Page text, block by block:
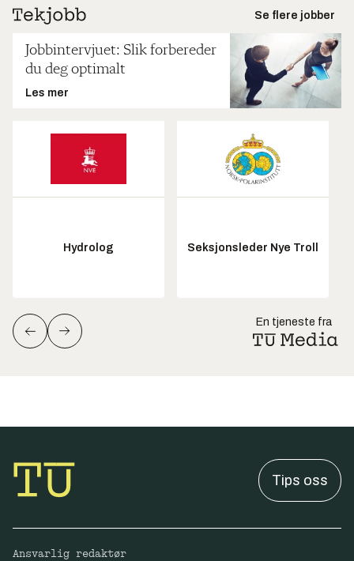
Se flere jobber
Jobbintervjuet: Slik forbereder
du deg optimalt
Les mer
Hydrolog Seksjonsleder Nye Troll
En tjeneste fra
Tips oss
Ansvarlig redaktør